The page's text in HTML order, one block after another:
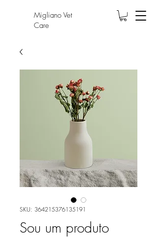
Migliano Vet
Care
SKU: 364215376135191
Sou um produto